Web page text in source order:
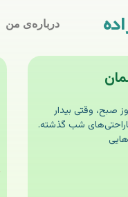
درباره‌ی من
صبح، وقتی بیدار
شب گذشته.